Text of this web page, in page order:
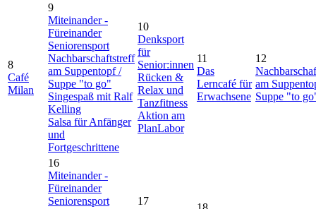
8
Café
Milan
9
Miteinander -
Füreinander
Seniorensport
Nachbarschaftstreff
am Suppentopf /
Suppe "to go"
Singespaß mit Ralf
Kelling
Salsa für Anfänger
und
Fortgeschrittene
10
Denksport
für
Senior:innen
Rücken &
Relax und
Tanzfitness
Aktion am
PlanLabor
11
Das
Lerncafé für
Erwachsene
12
am
Suppe "to
16
Miteinander -
Füreinander
Seniorensport
17